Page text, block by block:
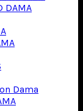
DAMA
Dama